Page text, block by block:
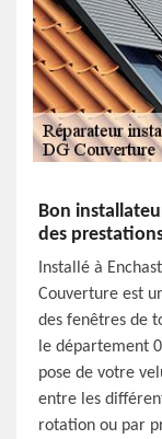
Bon
des
Installé à
Couverture est
des fenêtres de
le département
pose de votre
entre les
rotation ou par